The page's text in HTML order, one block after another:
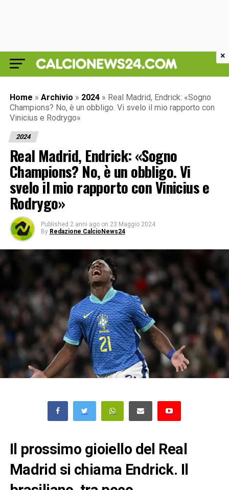
Home » Archivio » 2024 » Real Madrid, Endrick: «Sogno
Champions? No, è un obbligo. Vi svelo il mio rapporto con
Vinicius e Rodrygo»
2024
Real Madrid, Endrick: «Sogno
Champions? No, è un obbligo. Vi
svelo il mio rapporto con Vinicius e
Rodrygo»
Published 2 anni ago on 23 Maggio 2024
By Redazione CalcioNews24
Il prossimo gioiello del Real
Madrid si chiama Endrick. Il
×